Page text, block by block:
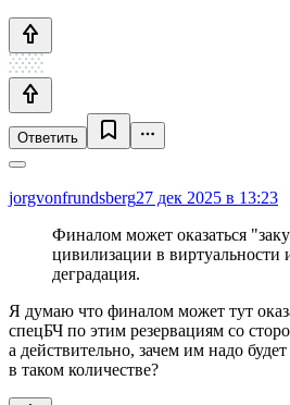
Ответить
jorgvonfrundsberg27 дек 2025 в 13:23
Финалом может оказаться
цивилизации в виртуальности
деградация.
Я думаю что финалом может тут
спецБЧ по этим резервациям со
а действительно, зачем им надо
в таком количестве?